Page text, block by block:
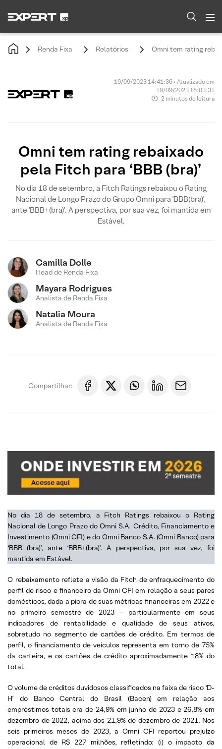
Renda Fixa Relatórios Omni tem rating
19/09/2023 14:41:36 • Atualizado em
19/09/2023 15:03:31
2 minutos de leitura
Omni tem rating rebaixado
pela Fitch para ‘BBB (bra)’
No dia 18 de setembro, a Fitch Ratings rebaixou o Rating
Nacional de Longo Prazo do Grupo Omni para 'BBB(bra)',
ante 'BBB+(bra)'. A perspectiva, por sua vez, foi mantida em
Estável.
Camilla Dolle
Head de Renda Fixa
Mayara Rodrigues
Analista de Renda Fixa
Natalia Moura
Analista de Renda Fixa
Compartilhar:
No dia 18 de setembro, a Fitch Ratings rebaixou o Rating
Nacional de Longo Prazo do Omni S.A. Crédito, Financiamento e
Investimento (Omni CFI) e do Omni Banco S.A. (Omni Banco) para
‘BBB (bra)’, ante ‘BBB+(bra)’. A perspectiva, por sua vez, foi
mantida em Estável.
O rebaixamento reflete a visão da Fitch de enfraquecimento do
perfil de risco e financeiro da Omni CFI em relação a seus pares
domésticos, dada a piora de suas métricas financeiras em 2022 e
no primeiro semestre de 2023 – particularmente em seus
indicadores de rentabilidade e qualidade de seus ativos,
sobretudo no segmento de cartões de crédito. Em termos de
perfil, o financiamento de veículos representa em torno de 75%
da carteira, e os cartões de crédito aproximadamente 18% do
total.
O volume de créditos duvidosos classificados na faixa de risco ‘D-
H’ do Banco Central do Brasil (Bacen) em relação aos
empréstimos totais era de 24,9% em junho de 2023 e 26,8% em
dezembro de 2022, acima dos 21,9% de dezembro de 2021. Nos
seis primeiros meses de 2023, a Omni CFI reportou prejuízo
operacional de R$ 227 milhões, refletindo: (i) o impacto da